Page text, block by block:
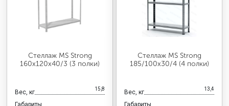
Стеллаж MS Strong
160х120х40/3 (3 полки)
Вес, кг 15,8
Стеллаж MS Strong
185/100х30/4 (4 полки)
Вес, кг 13,4